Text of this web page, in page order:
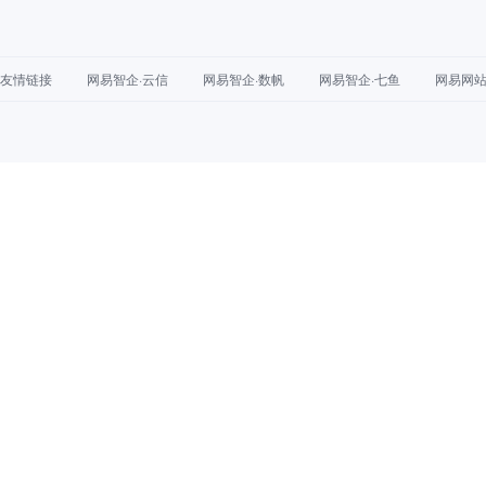
友情链接 网易智企·云信 网易智企·数帆 网易智企·七鱼 网易网